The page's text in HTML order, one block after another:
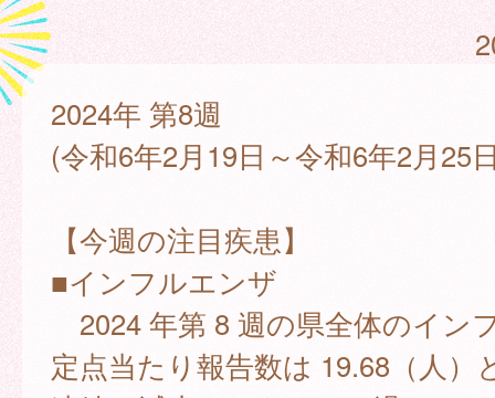
2024年 第8週
(令和6年2月19日～令和6年2月25
【今週の注目疾患】
■インフルエンザ
2024 年第 8 週の県全体のイン
定点当たり報告数は 19.68（人）